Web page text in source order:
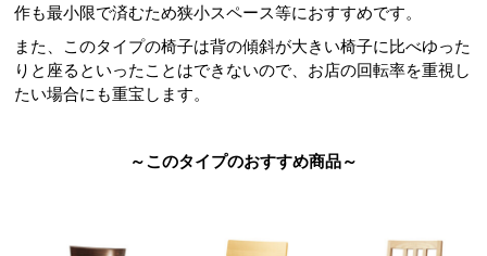
作も最小限で済むため狭小スペース等におすすめです。
また、このタイプの椅子は背の傾斜が大きい椅子に比べゆった
りと座るといったことはできないので、お店の回転率を重視し
たい場合にも重宝します。
～このタイプのおすすめ商品～